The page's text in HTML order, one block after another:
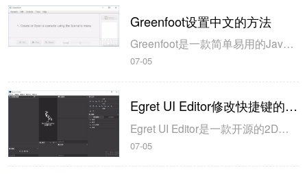
Greenfoot设置中文的方法
Greenfoot是一款简单易用的Java开发环境，该软件界面清爽简约，既可以作为一个开发框使用，也能够作为集成开发环境使用，操作起来十分简单。这款软件支持多种语言，但是默认的语言是英文，因此将该软件下载到电脑上的时候，会发现软件的界面语言是英文版本的，这对于英语基础较差的朋友来说，使用这款软件就会...
07-05
Egret UI Editor修改快捷键的方法
Egret UI Editor是一款开源的2D游戏开发代码编辑软件，其主要功能是针对Egret项目中的Exml皮肤文件进行可视化编辑，功能十分强大。我们在使用这款软件的过程中，可以将一些常用操作设置快捷键，这样就可以简化编程，从而提高代码编辑的工作效率。但是这款软件在日常生活中使用得不多，并且专业性...
07-05